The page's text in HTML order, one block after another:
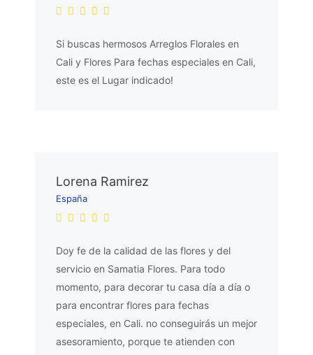
Si buscas hermosos Arreglos Florales en
Cali y Flores Para fechas especiales en Cali,
este es el Lugar indicado!
Lorena Ramirez
España
Doy fe de la calidad de las flores y del
servicio en Samatia Flores. Para todo
momento, para decorar tu casa día a día o
para encontrar flores para fechas
especiales, en Cali. no conseguirás un mejor
asesoramiento, porque te atienden con